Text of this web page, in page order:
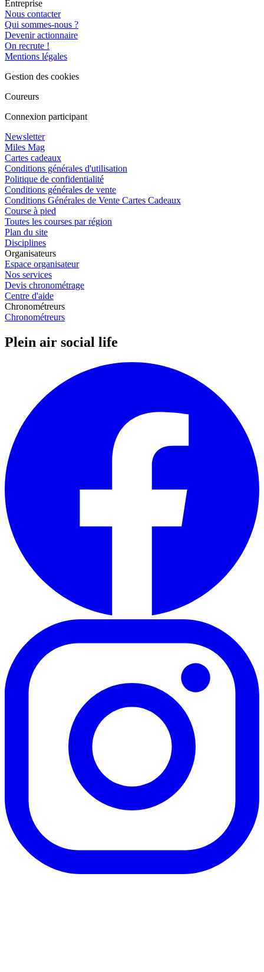
Entreprise
Nous contacter
Qui sommes-nous ?
Devenir actionnaire
On recrute !
Mentions légales
Gestion des cookies
Coureurs
Connexion participant
Newsletter
Miles Mag
Cartes cadeaux
Conditions générales d'utilisation
Politique de confidentialité
Conditions générales de vente
Conditions Générales de Vente Cartes Cadeaux
Course à pied
Toutes les courses par région
Plan du site
Disciplines
Organisateurs
Espace organisateur
Nos services
Devis chronométrage
Centre d'aide
Chronométreurs
Chronométreurs
Plein air social life